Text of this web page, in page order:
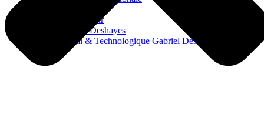
Nous soutenir
Collège Gabriel Deshayes
Lycée Général & Technologique Gabriel Deshayes